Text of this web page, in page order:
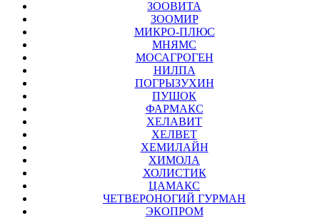
ЗООВИТА
ЗООМИР
МИКРО-ПЛЮС
МНЯМС
МОСАГРОГЕН
НИЛПА
ПОГРЫЗУХИН
ПУШОК
ФАРМАКС
ХЕЛАВИТ
ХЕЛВЕТ
ХЕМИЛАЙН
ХИМОЛА
ХОЛИСТИК
ЦАМАКС
ЧЕТВЕРОНОГИЙ ГУРМАН
ЭКОПРОМ